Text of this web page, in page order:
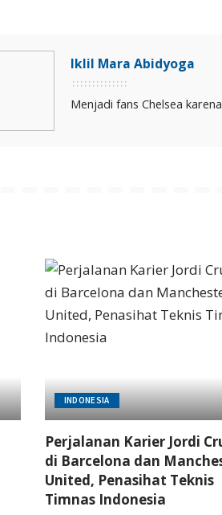
Iklil Mara Abidyoga
Menjadi fans Chelsea
INDONESIA
Perjalanan Karier Jordi
di Barcelona dan
United, Penasihat Teknis
Timnas Indonesia